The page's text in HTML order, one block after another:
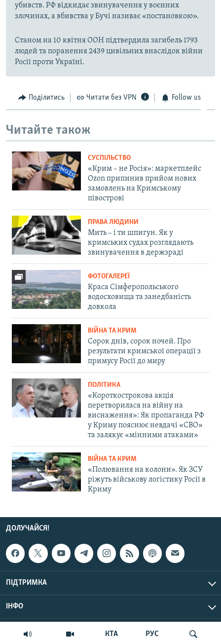
КТА РУС
убивств. РФ відкидає звинувачення у воєнних
злочинах, а вбивства у Бучі називає «постановкою».
Станом на 10 квітня ООН підтвердила загибель 1793
людей та поранення 2439 цивільних внаслідок війни
Росії проти Україні.
Поділитись Читати без VPN Follow us
Читайте також
СУСПІЛЬСТВО
«Крим – не Росія»: маркетплейс
Ozon припинив прийом нових
замовлень на Кримському
півострові
ПРАВА ЛЮДИНИ
Мить – і ти шпигун. Як у
кримських судах розглядають
звинувачення в держзраді
ФОТОГАЛЕРЕЇ
Краса Сімферопольського
водосховища та занедбаність
довкола
ВІЙНА ТА КРИМ
Сорок днів, сорок ночей. Про
результати кримської операції з
примусу Росії до миру
ПОЛІТИКА
«Короткострокова акція
перетворилася на війну на
виснаження»: Як пропаганда РФ
у Криму пояснює невдачі «СВО»
та залякує «мінними атаками»
ВІЙНА ТА КРИМ
«Полювання на колони». Як ЗСУ
ріжуть військову логістику Росії в
Криму
ДОЛУЧАЙСЯ!
ПІДТРИМКА
ІНФО
© Крим.Реалії, 2026 | Усі права застережено.